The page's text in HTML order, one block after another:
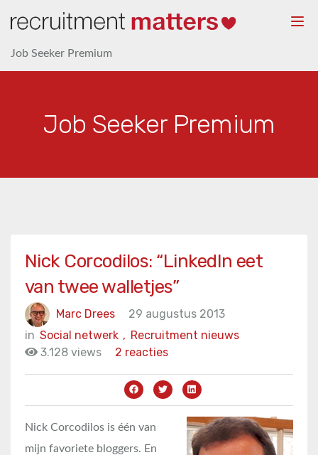
Job Seeker Premium
Job Seeker Premium
Nick Corcodilos: “LinkedIn eet
van twee walletjes”
Marc Drees
29 augustus 2013
in
Recruitment nieuws
Social netwerk ,
3.128 views
2 reacties
Nick Corcodilos is één van
mijn favoriete bloggers. En